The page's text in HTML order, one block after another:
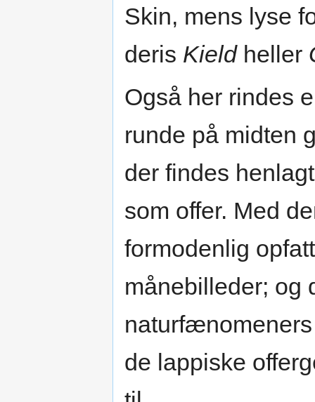
Skin, mens lyse
deris Kieldheller
Også her rindes
runde på midten
der findes
som offer. Med
formodenlig
månebilleder; og
de lappiske